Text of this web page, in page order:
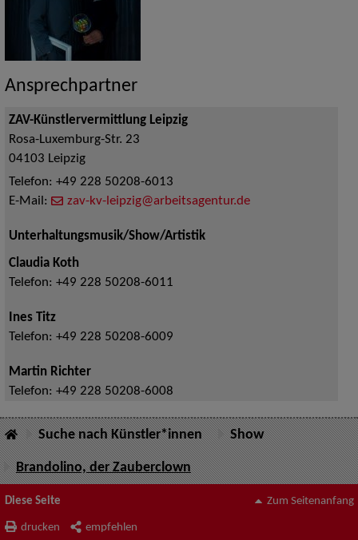
Ansprechpartner
ZAV-Künstlervermittlung Leipzig
Rosa-Luxemburg-Str. 23
04103 Leipzig
Telefon: +49 228 50208-6013
E-Mail:
zav-kv-leipzig@arbeitsagentur.de
Unterhaltungsmusik/Show/Artistik
Claudia Koth
Telefon: +49 228 50208-6011
Ines Titz
Telefon: +49 228 50208-6009
Martin Richter
Telefon: +49 228 50208-6008
Suche nach Künstler*innen Show
Brandolino, der Zauberclown
Diese Seite
drucken empfehlen
Zum Seitenanfang